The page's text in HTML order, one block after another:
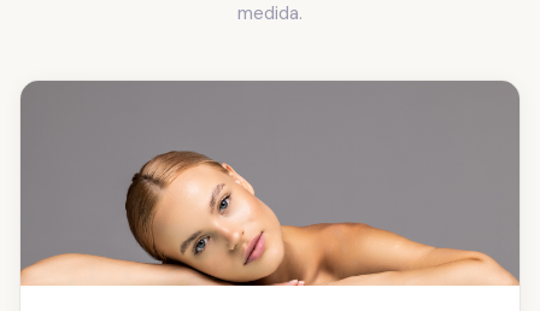
Medicina estética
Tratamientos médicos faciales y corporales.